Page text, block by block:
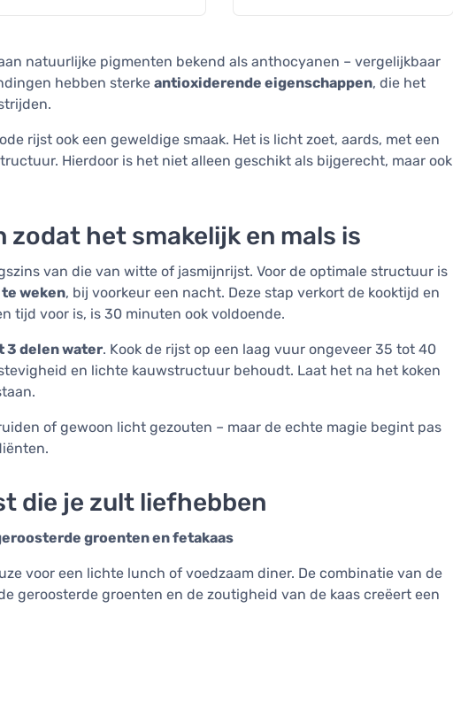
natuurlijke pigmenten bekend als anthocyanen – vergelijkbaar
hebben sterke antioxiderende eigenschappen, die het
rijst ook een geweldige smaak. Het is licht zoet, aards, met een
Hierdoor is het niet alleen geschikt als bijgerecht, maar ook
het smakelijk en mals is
van die van witte of jasmijnrijst. Voor de optimale structuur is
weken, bij voorkeur een nacht. Deze stap verkort de kooktijd en
tijd voor is, is 30 minuten ook voldoende.
3 delen water. Kook de rijst op een laag vuur ongeveer 35 tot 40
en lichte kauwstructuur behoudt. Laat het na het koken
of gewoon licht gezouten – maar de echte magie begint pas
die je zult liefhebben
groenten en fetakaas
voor een lichte lunch of voedzaam diner. De combinatie van de
geroosterde groenten en de zoutigheid van de kaas creëert een